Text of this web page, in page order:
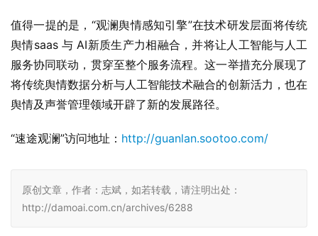
值得一提的是，“观澜舆情感知引擎”在技术研发层面将传统
舆情saas 与 AI新质生产力相融合，并将让人工智能与人工
服务协同联动，贯穿至整个服务流程。这一举措充分展现了
将传统舆情数据分析与人工智能技术融合的创新活力，也在
舆情及声誉管理领域开辟了新的发展路径。
“速途观澜”访问地址： http://guanlan.sootoo.com/
原创文章，作者：志斌，如若转载，请注明出处：
http://damoai.com.cn/archives/6288